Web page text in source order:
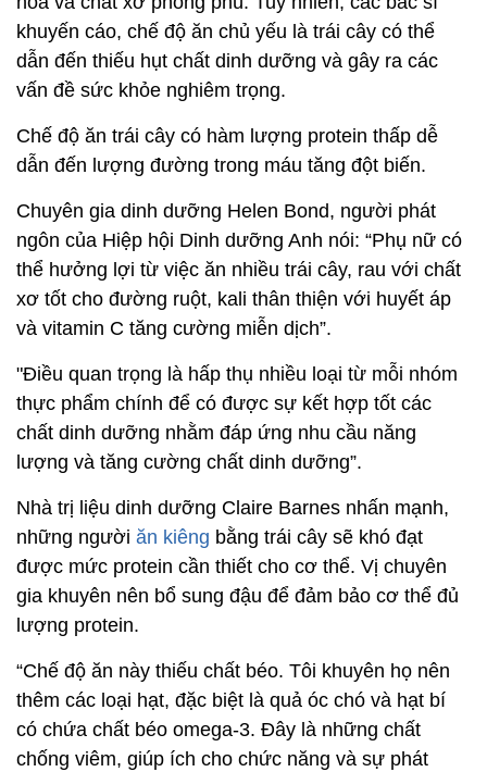
khuyến cáo, chế độ ăn chủ yếu là trái cây có thể
dẫn đến thiếu hụt chất dinh dưỡng và gây ra các
vấn đề sức khỏe nghiêm trọng.
Chế độ ăn trái cây có hàm lượng protein thấp dễ
dẫn đến lượng đường trong máu tăng đột biến.
Chuyên gia dinh dưỡng Helen Bond, người phát
ngôn của Hiệp hội Dinh dưỡng Anh nói: “Phụ nữ có
thể hưởng lợi từ việc ăn nhiều trái cây, rau với chất
xơ tốt cho đường ruột, kali thân thiện với huyết áp
và vitamin C tăng cường miễn dịch”.
"Điều quan trọng là hấp thụ nhiều loại từ mỗi nhóm
thực phẩm chính để có được sự kết hợp tốt các
chất dinh dưỡng nhằm đáp ứng nhu cầu năng
lượng và tăng cường chất dinh dưỡng”.
Nhà trị liệu dinh dưỡng Claire Barnes nhấn mạnh,
những người ăn kiêng bằng trái cây sẽ khó đạt
được mức protein cần thiết cho cơ thể. Vị chuyên
gia khuyên nên bổ sung đậu để đảm bảo cơ thể đủ
lượng protein.
“Chế độ ăn này thiếu chất béo. Tôi khuyên họ nên
thêm các loại hạt, đặc biệt là quả óc chó và hạt bí
có chứa chất béo omega-3. Đây là những chất
chống viêm, giúp ích cho chức năng và sự phát